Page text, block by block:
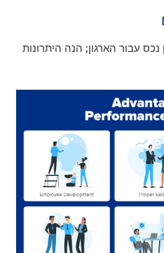
עבור הארגון; הנה היתרונות